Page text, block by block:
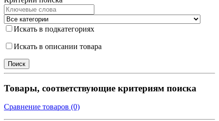
Искать в подкатегориях
Искать в описании товара
Товары, соответствующие критериям поиска
Сравнение товаров (0)